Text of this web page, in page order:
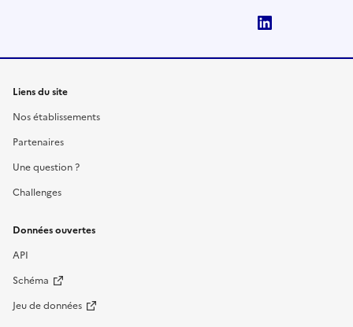
Liens du site
Nos établissements
Partenaires
Une question ?
Challenges
Données ouvertes
API
Schéma
Jeu de données